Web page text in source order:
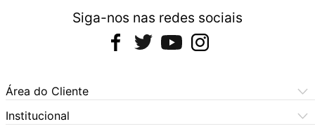
Siga-nos nas redes sociais
Área do Cliente
Meus Pedidos
Institucional